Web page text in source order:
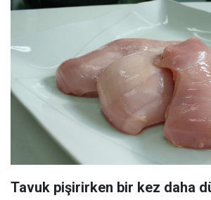
Tavuk pişirirken bir kez daha